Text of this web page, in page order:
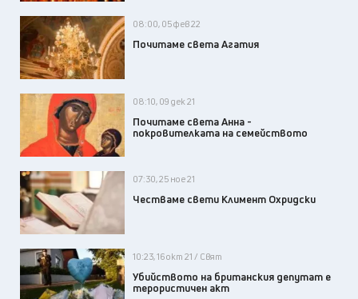
08:00, 05 фев 22
Почитаме света Агатия
08:10, 09 дек 21
Почитаме света Анна -
покровителката на семейството
07:30, 25 ное 21
Честваме свети Климент Охридски
10:23, 16 окт 21 / Свят
Убийството на британския депутат е
терористичен акт